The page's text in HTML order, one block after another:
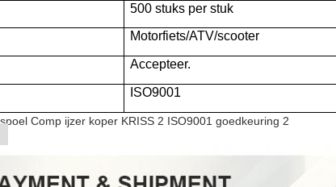
500 stuks per stuk
Motorfiets/ATV/scooter
Accepteer.
ISO9001